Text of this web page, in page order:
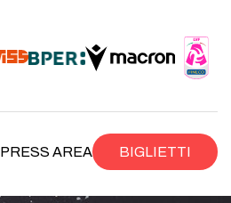
PRESS AREA BIGLIETTI